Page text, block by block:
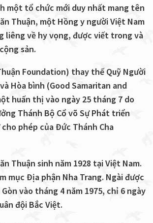
một tổ chức mới duy nhất mang tên
Thuận, một Hồng y người Việt Nam
liêng về hy vọng, được viết trong và
sản.
Foundation) thay thế Quỹ Người
Hòa bình (Good Samaritan and
huấn thị vào ngày 25 tháng 7 do
Thánh Bộ Cổ võ Sự Phát triển
phép của Đức Thánh Cha
Thuận sinh năm 1928 tại Việt Nam.
mục Địa phận Nha Trang. Ngài được
vào tháng 4 năm 1975, chỉ 6 ngày
đội Bắc Việt.